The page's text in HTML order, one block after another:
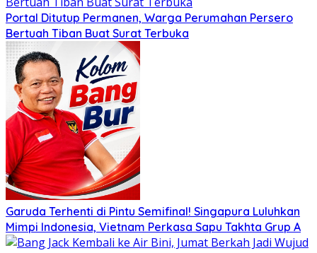
Portal Ditutup Permanen, Warga Perumahan Persero
Bertuah Tiban Buat Surat Terbuka
Garuda Terhenti di Pintu Semifinal! Singapura Luluhkan
Mimpi Indonesia, Vietnam Perkasa Sapu Takhta Grup A